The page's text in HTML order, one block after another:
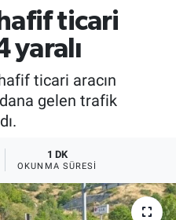
ticari
yaralı
ticari aracın
gelen trafik
1 DK
OKUNMA SÜRESI